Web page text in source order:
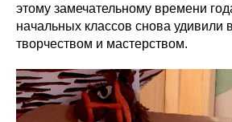
этому замечательному времени
начальных классов снова удивили
творчеством и мастерством.